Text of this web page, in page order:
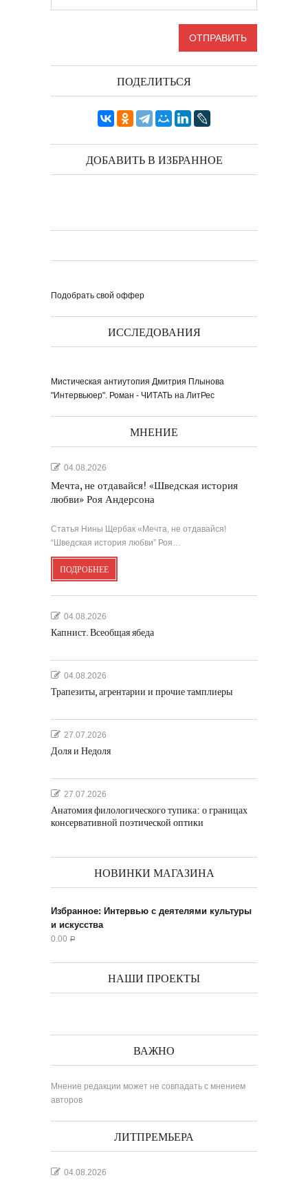
ПОДЕЛИТЬСЯ
ДОБАВИТЬ В ИЗБРАННОЕ
Подобрать свой оффер
ИССЛЕДОВАНИЯ
Мистическая антиутопия Дмитрия Плынова
"Интервьюер". Роман - ЧИТАТЬ на ЛитРес
МНЕНИЕ
04.08.2026
Мечта, не отдавайся! «Шведская история
любви» Роя Андерсона
Статья Нины Щербак «Мечта, не отдавайся!
“Шведская история любви” Роя…
ПОДРОБНЕЕ
04.08.2026
Капнист. Всеобщая ябеда
04.08.2026
Трапезиты, агрентарии и прочие тамплиеры
27.07.2026
Доля и Недоля
27.07.2026
Анатомия филологического тупика: о границах
консервативной поэтической оптики
НОВИНКИ МАГАЗИНА
Избранное: Интервью с деятелями культуры
и искусства
0.00 Р
НАШИ ПРОЕКТЫ
ВАЖНО
Мнение редакции может не совпадать с мнением
авторов
ЛИТПРЕМЬЕРА
04.08.2026